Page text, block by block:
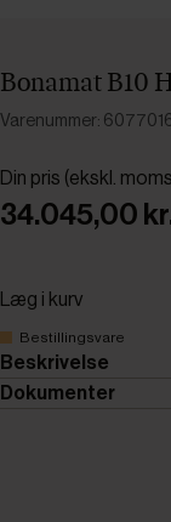
Bonamat B10
Varenummer:
Din pris (ekskl.
34.045,00
Læg i kurv
Bestillingsvare
Beskrivelse
Dokumenter